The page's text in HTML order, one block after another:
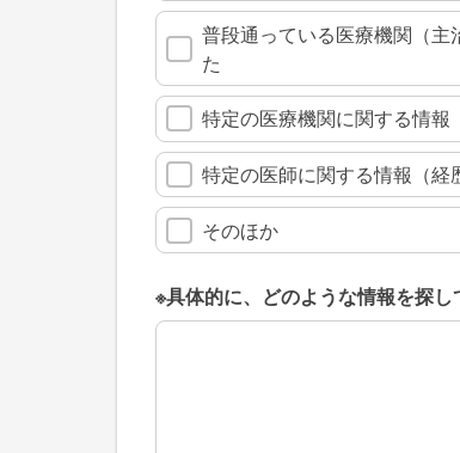
普段通っている医療機関（
た
特定の医療機関に関する情報
特定の医師に関する情報（経
そのほか
※具体的に、どのような情報を探し
※具体的に、どのような情報を探し